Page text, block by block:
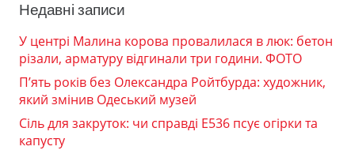
Недавні записи
У центрі Малина корова провалилася в люк: бетон
різали, арматуру відгинали три години. ФОТО
П’ять років без Олександра Ройтбурда: художник,
який змінив Одеський музей
Сіль для закруток: чи справді Е536 псує огірки та
капусту